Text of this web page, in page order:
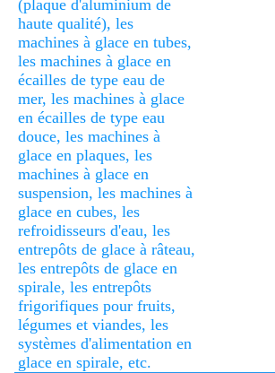
(plaque d'aluminium de
haute qualité), les
machines à glace en tubes,
les machines à glace en
écailles de type eau de
mer, les machines à glace
en écailles de type eau
douce, les machines à
glace en plaques, les
machines à glace en
suspension, les machines à
glace en cubes, les
refroidisseurs d'eau, les
entrepôts de glace à râteau,
les entrepôts de glace en
spirale, les entrepôts
frigorifiques pour fruits,
légumes et viandes, les
systèmes d'alimentation en
glace en spirale, etc.